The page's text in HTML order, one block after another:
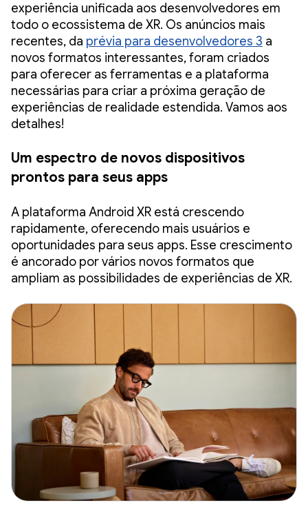
experiência unificada aos desenvolvedores em
todo o ecossistema de XR. Os anúncios mais
recentes, da prévia para desenvolvedores 3 a
novos formatos interessantes, foram criados
para oferecer as ferramentas e a plataforma
necessárias para criar a próxima geração de
experiências de realidade estendida. Vamos aos
detalhes!
Um espectro de novos dispositivos
prontos para seus apps
A plataforma Android XR está crescendo
rapidamente, oferecendo mais usuários e
oportunidades para seus apps. Esse crescimento
é ancorado por vários novos formatos que
ampliam as possibilidades de experiências de XR.